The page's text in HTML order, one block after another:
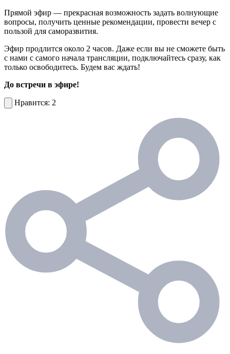
Прямой эфир — прекрасная возможность задать волнующие
вопросы, получить ценные рекомендации, провести вечер с
пользой для саморазвития.
Эфир продлится около 2 часов. Даже если вы не сможете быть
с нами с самого начала трансляции, подключайтесь сразу, как
только освободитесь. Будем вас ждать!
До встречи в эфире!
2